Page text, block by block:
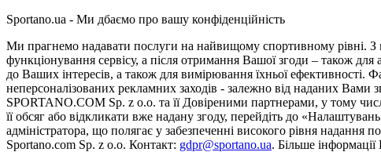
Sportano.ua - Ми дбаємо про вашу конфіденційність
Ми прагнемо надавати послуги на найвищому спортивному рівні. З
функціонування сервісу, а після отримання Вашої згоди – також для
до Ваших інтересів, а також для вимірювання їхньої ефективності.
неперсоналізованих рекламних заходів - залежно від наданих
SPORTANO.COM Sp. z o.o. та її Довіреними партнерами, у тому
її обсяг або відкликати вже надану згоду, перейдіть до
адміністратора, що полягає у забезпеченні високого рівня надання
Sportano.com Sp. z o.o. Контакт: gdpr@sportano.ua. Більше